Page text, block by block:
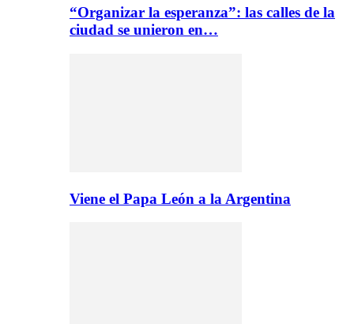
“Organizar la esperanza”: las calles de la
ciudad se unieron en…
Viene el Papa León a la Argentina